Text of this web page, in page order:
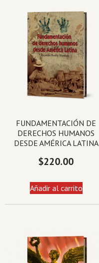
FUNDAMENTACIÓN DE
DERECHOS HUMANOS
DESDE AMÉRICA LATINA
$220.00
Añadir al carrito